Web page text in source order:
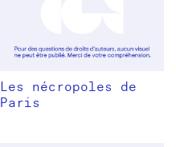
Les nécropoles de
Paris